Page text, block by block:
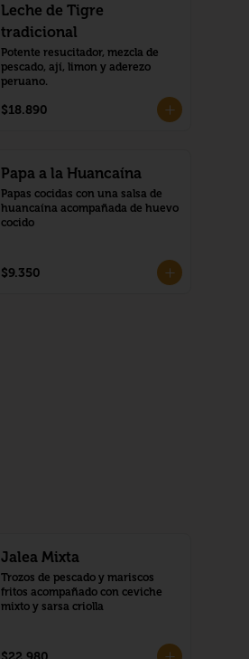
Leche de Tigre
tradicional
Potente resucitador, mezcla de
pescado, ají, limon y aderezo
peruano.
$18.890
Papa a la Huancaína
Papas cocidas con una salsa de
huancaína acompañada de huevo
cocido
$9.350
Jalea Mixta
Trozos de pescado y mariscos
fritos acompañado con ceviche
mixto y sarsa criolla